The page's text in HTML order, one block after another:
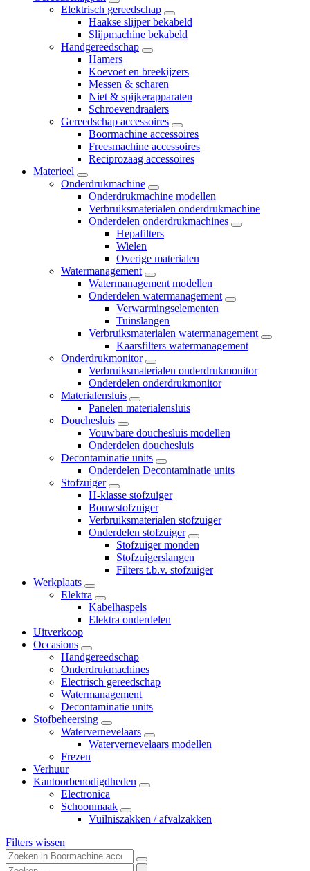
Elektrisch gereedschap
Haakse slijper bekabeld
Slijpmachine bekabeld
Handgereedschap
Hamers
Koevoet en breekijzers
Messen & scharen
Niet & spijkerapparaten
Schroevendraaiers
Gereedschap accessoires
Boormachine accessoires
Freesmachine accessoires
Reciprozaag accessoires
Materieel
Onderdrukmachine
Onderdrukmachine modellen
Verbruiksmaterialen onderdrukmachine
Onderdelen onderdrukmachines
Hepafilters
Wielen
Overige materialen
Watermanagement
Watermanagement modellen
Onderdelen watermanagement
Verwarmingselementen
Tuinslangen
Verbruiksmaterialen watermanagement
Kaarsfilters watermanagement
Onderdrukmonitor
Verbruiksmaterialen onderdrukmonitor
Onderdelen onderdrukmonitor
Materialensluis
Panelen materialensluis
Douchesluis
Vouwbare douchesluis modellen
Onderdelen douchesluis
Decontaminatie units
Onderdelen Decontaminatie units
Stofzuiger
H-klasse stofzuiger
Bouwstofzuiger
Verbruiksmaterialen stofzuiger
Onderdelen stofzuiger
Stofzuiger monden
Stofzuigerslangen
Filters t.b.v. stofzuiger
Werkplaats
Elektra
Kabelhaspels
Elektra onderdelen
Uitverkoop
Occasions
Handgereedschap
Onderdrukmachines
Electrisch gereedschap
Watermanagement
Decontaminatie units
Stofbeheersing
Watervernevelaars
Watervernevelaars modellen
Frezen
Verhuur
Kantoorbenodigdheden
Electronica
Schoonmaak
Vuilniszakken / afvalzakken
Filters wissen